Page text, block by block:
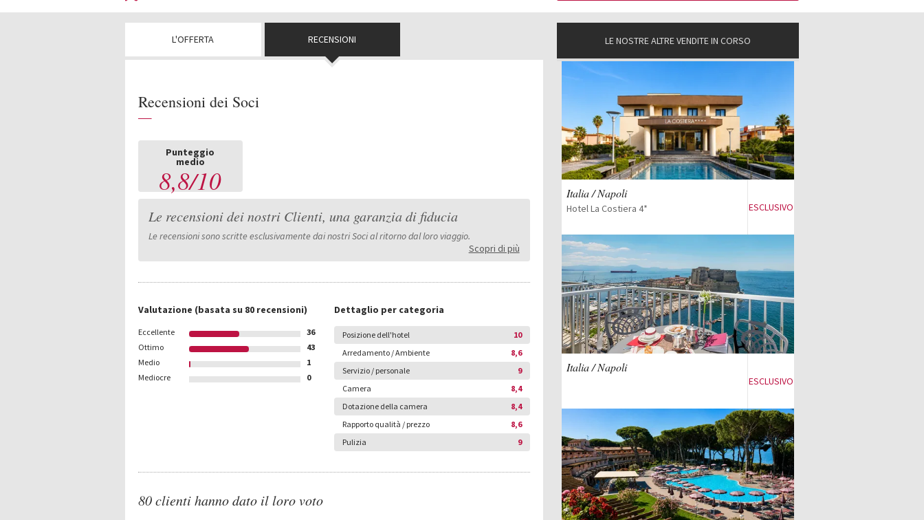
L'OFFERTA RECENSIONI
Recensioni dei Soci
—
Punteggio
medio
8,8/10
Le recensioni dei nostri Clienti, una garanzia di fiducia
Le recensioni sono scritte esclusivamente dai nostri Soci al ritorno dal loro viaggio.
Scopri di più
Valutazione (basata su 80recensioni)
Eccellente
36
Ottimo
43
Medio
1
Mediocre
0
Dettaglio per categoria
Posizione dell'hotel
10
Arredamento / Ambiente
8,6
Servizio / personale
9
Camera
8,4
Dotazione della camera
8,4
Rapporto qualità / prezzo
8,6
Pulizia
9
80 clienti hanno dato il loro voto
LE NOSTRE ALTRE VENDITE IN CORSO
Visualizza l'offerta
Italia / Napoli
Hotel La Costiera 4* ESCLUSIVO
Visualizza l'offerta
Italia / Napoli
ESCLUSIVO
Iscriviti alla vendita
Visualizza l'offerta